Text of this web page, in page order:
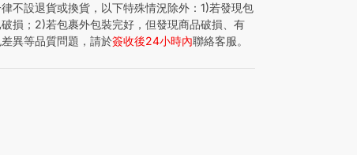
不設退貨或換貨，以下特殊情況除外：1)若發現包
損；2)若包裹外包裝完好，但發現商品破損、有
異等品質問題，請於簽收後24小時內聯絡客服。